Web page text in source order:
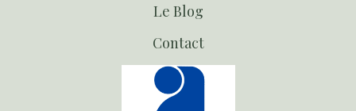
Le Blog
Contact